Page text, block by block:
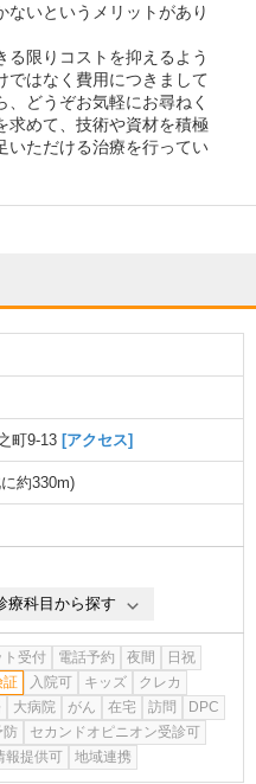
ないというメリットがあり
る限りコストを抑えるよう
ではなく費用につきまして
どうぞお気軽にお尋ねく
求めて、技術や資材を積極
いただける治療を行ってい
町9-13 [アクセス]
約330m)
療科目から探す
ト受付 電話予約 夜間
日祝
証 入院可 キッズ
クレカ
大病院 がん 在宅 訪問
DPC
防
セカンドオピニオン受診可
報提供可
地域連携